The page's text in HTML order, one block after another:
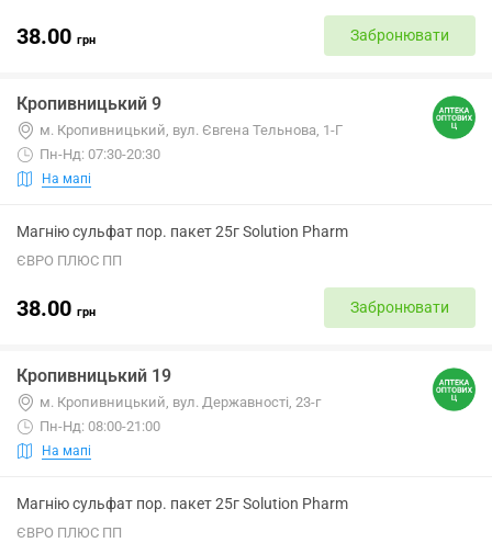
38.00 грн Забронювати
Кропивницький 9
м. Кропивницький, вул. Євгена Тельнова, 1-Г
Пн-Нд: 07:30-20:30
На мапі
Магнію сульфат пор. пакет 25г Solution Pharm
ЄВРО ПЛЮС ПП
38.00 грн Забронювати
Кропивницький 19
м. Кропивницький, вул. Державності, 23-г
Пн-Нд: 08:00-21:00
На мапі
Магнію сульфат пор. пакет 25г Solution Pharm
ЄВРО ПЛЮС ПП